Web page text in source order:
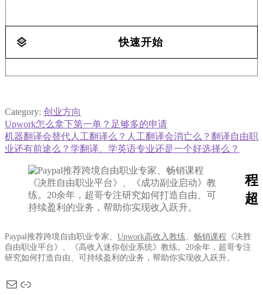
快速开始
Category: 创业方向
文
章
Previous
post:
Upwork怎么拿下第一单？足够多的申请
Next
post:
机器翻译会替代人工翻译么？人工翻译会消亡么？翻译自由职
业还有前途么？学翻译、学英语专业还是一个好选择么？
程
超
Paypal推荐跨境自由职业专家、 Upwork高收入教练 、 畅销课程 《决胜
自由职业平台》、《高收入迷你创业系统》教练。20余年，超哥专注
研究如何打造自由、可持续盈利的业务，帮助你实现收入跃升。
电子邮件 链接